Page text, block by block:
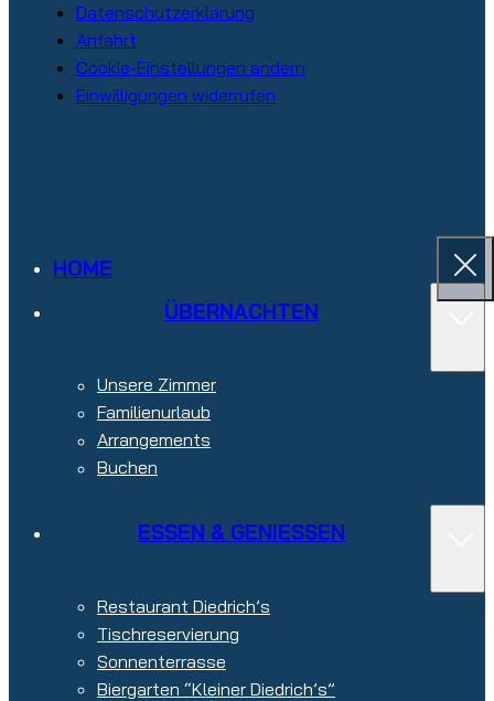
Datenschutzerklärung
Anfahrt
Cookie-Einstellungen ändern
Einwilligungen widerrufen
HOME
ÜBERNACHTEN
Unsere Zimmer
Familienurlaub
Arrangements
Buchen
ESSEN & GENIESSEN
Restaurant Diedrich’s
Tischreservierung
Sonnenterrasse
Biergarten “Kleiner Diedrich’s”